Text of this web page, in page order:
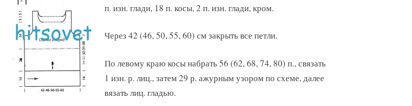
п. изн. глади, 18 п. косы, 2 п. изн. глади, кром.
Через 42 (46, 50, 55, 60) см закрыть все петли.
По левому краю косы набрать 56 (62, 68, 74, 80) п., связать
1 изн. р. лиц., затем 29 р. ажурным узором по схеме, далее
вязать лиц. гладью.